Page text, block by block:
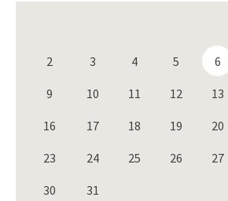
2 3 4 5 6
9 10 11 12 13
16 17 18 19 20
23 24 25 26 27
30 31